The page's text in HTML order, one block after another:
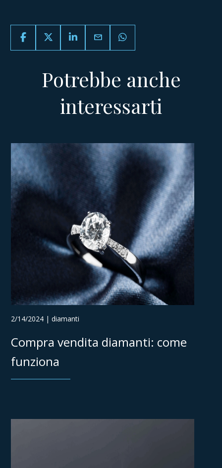
email
Potrebbe anche
interessarti
2/14/2024 | diamanti
Compra vendita diamanti: come
funziona